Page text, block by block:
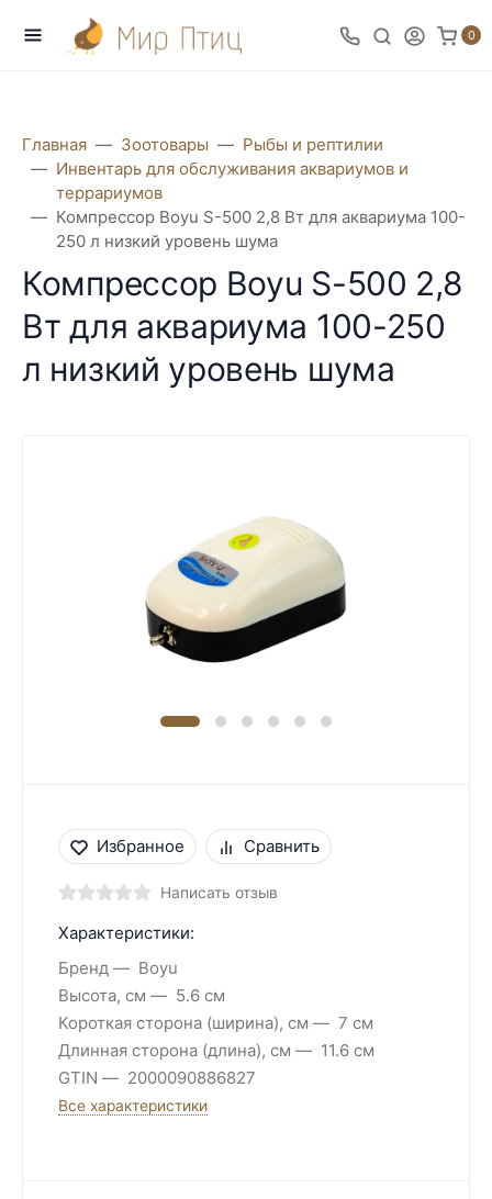
0
Главная Зоотовары
Рыбы и рептилии
Инвентарь для обслуживания аквариумов и
террариумов
Компрессор Boyu S-500 2,8 Вт для аквариума 100-
250 л низкий уровень шума
Компрессор Boyu S-500 2,8
Вт для аквариума 100-250
л низкий уровень шума
Избранное Сравнить
Написать отзыв
Характеристики:
Бренд
Boyu
Высота, см
5.6 см
Короткая сторона (ширина), см
7 см
Длинная сторона (длина), см
11.6 см
GTIN
2000090886827
Все характеристики